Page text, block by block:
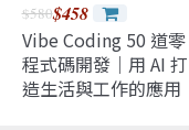
$580$458
Vibe Coding 50 道零
程式碼開發｜用 AI 打
造生活與工作的應用